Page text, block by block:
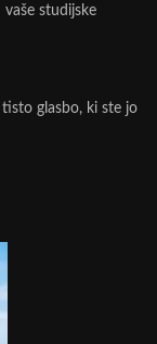
vaše studijske
glasbo, ki ste jo